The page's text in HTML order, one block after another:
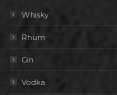
Whisky
Rhum
Gin
Vodka